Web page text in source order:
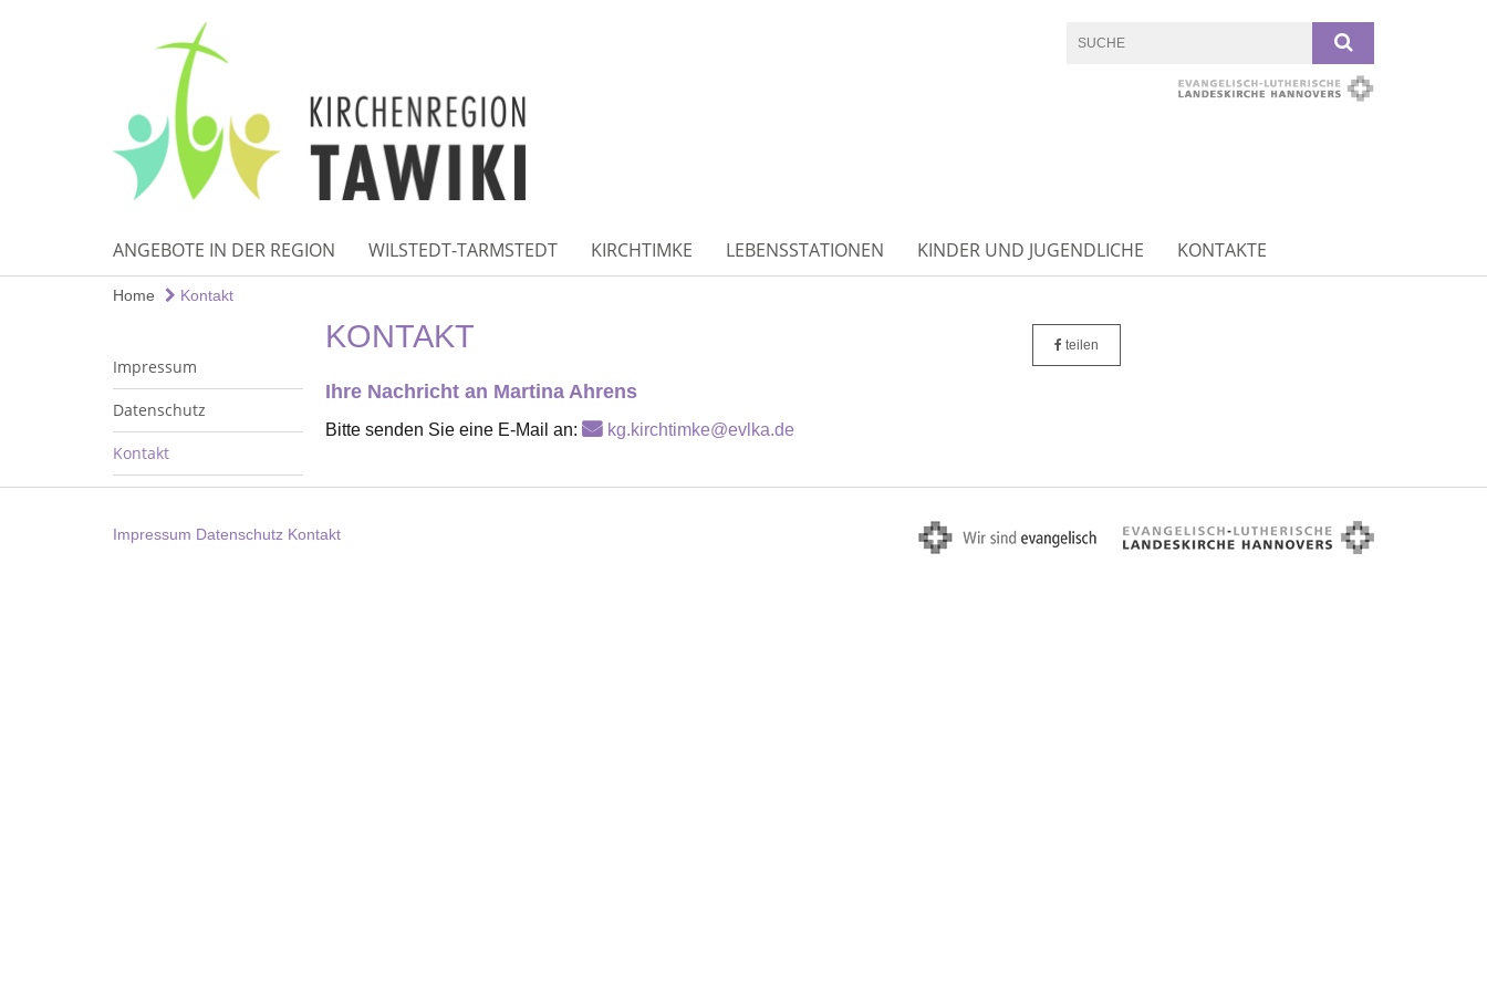
ANGEBOTE IN DER REGION WILSTEDT-TARMSTEDT KIRCHTIMKE LEBENSSTATIONEN KINDER UND JUGENDLICHE KONTAKTE
Home Kontakt
Impressum
Datenschutz
Kontakt
KONTAKT teilen
Ihre Nachricht an Martina Ahrens
Bitte senden Sie eine E-Mail an: kg.kirchtimke@evlka.de
Impressum Datenschutz Kontakt